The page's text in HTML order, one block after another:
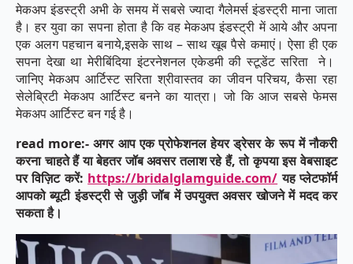
मेकअप इंडस्ट्री अभी के समय में सबसे ज्यादा गैलेमर्स इंडस्ट्री माना जाता
है। हर युवा का सपना होता है कि वह मेकअप इंडस्ट्री में आये और अपना
एक अलग पहचान बनाये,इसके साथ – साथ खूब पैसे कमाएं। ऐसा ही एक
सपना देखा था मेरीबिंदिया इंटरनेशनल एकेडमी की स्टूडेंट सरिता ने।
जानिए मेकअप आर्टिस्ट सरिता श्रीवास्तव का जीवन परिचय, कैसा रहा
सेलेब्रिटी मेकअप आर्टिस्ट बनने का यात्रा। जो कि आज सबसे फेमस
मेकअप आर्टिस्ट बन गई है।
read more:- अगर आप एक प्रोफेशनल हेयर ड्रेसर के रूप में नौकरी
करना चाहते हैं या बेहतर जॉब अवसर तलाश रहे हैं, तो कृपया इस वेबसाइट
पर विज़िट करें: https://bridalglamguide.com/ यह प्लेटफॉर्म
आपको ब्यूटी इंडस्ट्री से जुड़ी जॉब में उपयुक्त अवसर खोजने में मदद कर
सकता है।